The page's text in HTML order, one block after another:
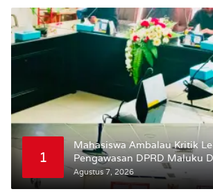
1
Mahasiswa Ambalau Kritik
Pengawasan DPRD Maluku
Bursel Terhadap Proses
Jalan
Agustus 7, 2026